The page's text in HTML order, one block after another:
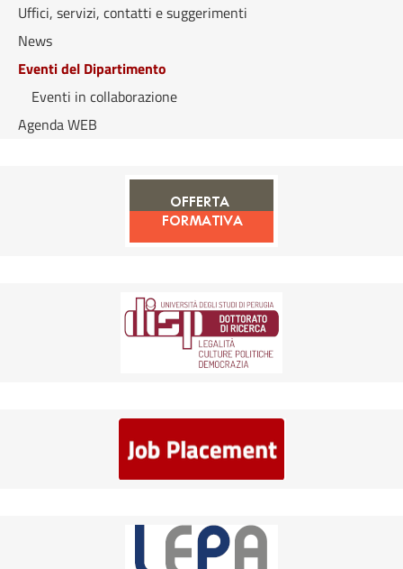
Uffici, servizi, contatti e suggerimenti
News
Eventi del Dipartimento
Eventi in collaborazione
Agenda WEB